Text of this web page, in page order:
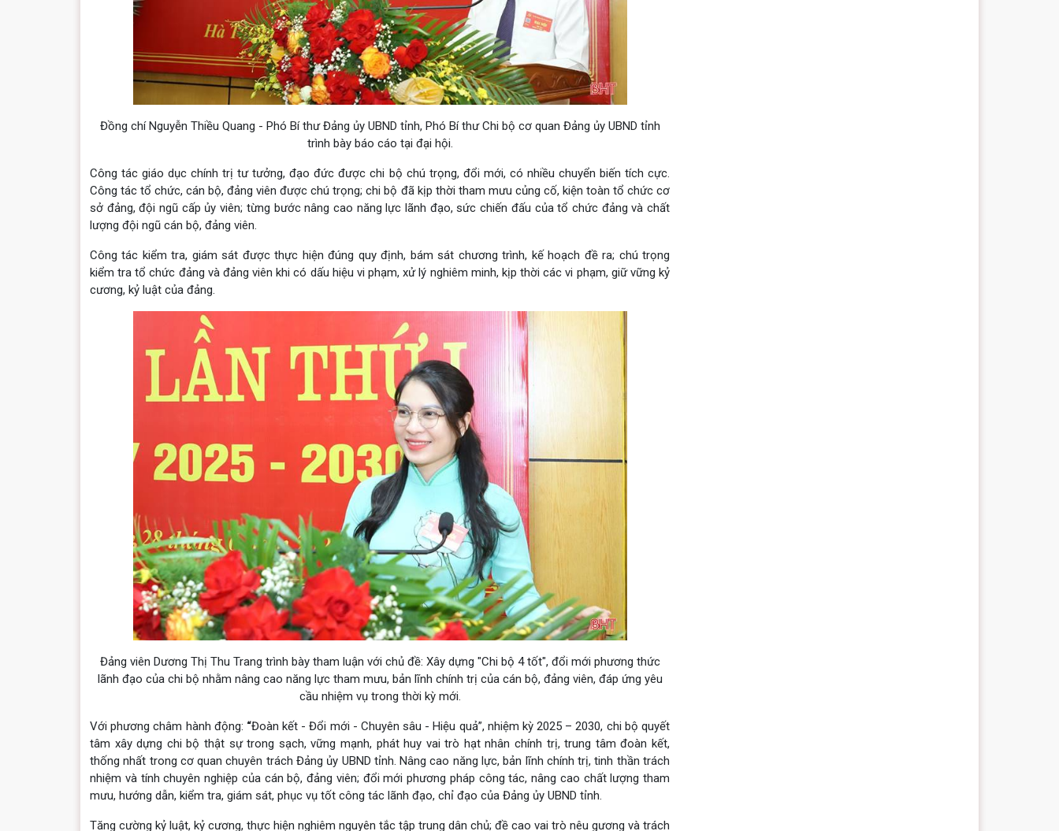
Đồng chí Nguyễn Thiều Quang - Phó Bí thư Đảng ủy UBND tỉnh, Phó Bí thư Chi bộ cơ quan Đảng ủy UBND tỉnh
trình bày báo cáo tại đại hội.
Công tác giáo dục chính trị tư tưởng, đạo đức được chi bộ chú trọng, đổi mới, có nhiều chuyển biến tích cực.
Công tác tổ chức, cán bộ, đảng viên được chú trọng; chi bộ đã kịp thời tham mưu củng cố, kiện toàn tổ chức cơ
sở đảng, đội ngũ cấp ủy viên; từng bước nâng cao năng lực lãnh đạo, sức chiến đấu của tổ chức đảng và chất
lượng đội ngũ cán bộ, đảng viên.
Công tác kiểm tra, giám sát được thực hiện đúng quy định, bám sát chương trình, kế hoạch đề ra; chú trọng
kiểm tra tổ chức đảng và đảng viên khi có dấu hiệu vi phạm, xử lý nghiêm minh, kịp thời các vi phạm, giữ vững kỷ
cương, kỷ luật của đảng.
Đảng viên Dương Thị Thu Trang trình bày tham luận với chủ đề: Xây dựng "Chi bộ 4 tốt", đổi mới phương thức
lãnh đạo của chi bộ nhằm nâng cao năng lực tham mưu, bản lĩnh chính trị của cán bộ, đảng viên, đáp ứng yêu
cầu nhiệm vụ trong thời kỳ mới.
Với phương châm hành động: “Đoàn kết - Đổi mới - Chuyên sâu - Hiệu quả”, nhiệm kỳ 2025 – 2030, chi bộ quyết
tâm xây dựng chi bộ thật sự trong sạch, vững mạnh, phát huy vai trò hạt nhân chính trị, trung tâm đoàn kết,
thống nhất trong cơ quan chuyên trách Đảng ủy UBND tỉnh. Nâng cao năng lực, bản lĩnh chính trị, tinh thần trách
nhiệm và tính chuyên nghiệp của cán bộ, đảng viên; đổi mới phương pháp công tác, nâng cao chất lượng tham
mưu, hướng dẫn, kiểm tra, giám sát, phục vụ tốt công tác lãnh đạo, chỉ đạo của Đảng ủy UBND tỉnh.
Tăng cường kỷ luật, kỷ cương, thực hiện nghiêm nguyên tắc tập trung dân chủ; đề cao vai trò nêu gương và trách